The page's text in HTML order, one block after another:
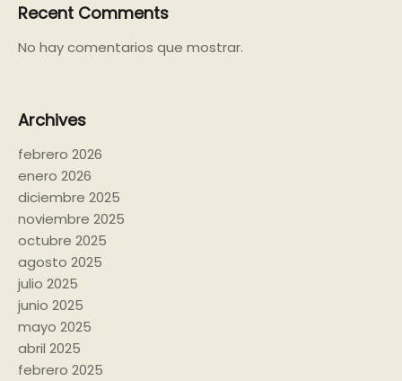
Recent Comments
No hay comentarios que mostrar.
Archives
febrero 2026
enero 2026
diciembre 2025
noviembre 2025
octubre 2025
agosto 2025
julio 2025
junio 2025
mayo 2025
abril 2025
febrero 2025